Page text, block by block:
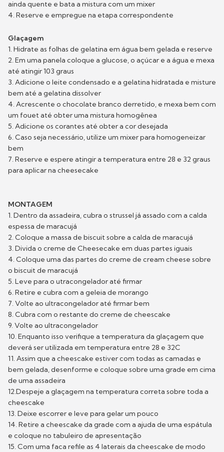
ainda quente e bata a mistura com um mixer
4. Reserve e empregue na etapa correspondente
Glaçagem
1. Hidrate as folhas de gelatina em água bem gelada e reserve
2. Em uma panela coloque a glucose, o açúcar e a água e mexa
até atingir 103 graus
3. Adicione o leite condensado e a gelatina hidratada e misture
bem até a gelatina dissolver
4. Acrescente o chocolate branco derretido, e mexa bem com
um fouet até obter uma mistura homogênea
5. Adicione os corantes até obter a cor desejada
6. Caso seja necessário, utilize um mixer para homogeneizar
bem
7. Reserve e espere atingir a temperatura entre 28 e 32 graus
para aplicar na cheesecake
MONTAGEM
1. Dentro da assadeira, cubra o strussel já assado com a calda
espessa de maracujá
2. Coloque a massa de biscuit sobre a calda de maracujá
3. Divida o creme de Cheesecake em duas partes iguais
4. Coloque uma das partes do creme de cream cheese sobre
o biscuit de maracujá
5. Leve para o utracongelador até firmar
6. Retire e cubra com a geleia de morango
7. Volte ao ultracongelador até firmar bem
8. Cubra com o restante do creme de cheescake
9. Volte ao ultracongelador
10. Enquanto isso verifique a temperatura da glaçagem que
deverá ser utilizada em temperatura entre 28 e 32C
11. Assim que a cheescake estiver com todas as camadas e
bem gelada, desenforme e coloque sobre uma grade em cima
de uma assadeira
12.Despeje a glaçagem na temperatura correta sobre toda a
cheescake
13. Deixe escorrer e leve para gelar um pouco
14. Retire a cheescake da grade com a ajuda de uma espátula
e coloque no tabuleiro de apresentação
15. Com uma faca refile as 4 laterais da cheescake de modo